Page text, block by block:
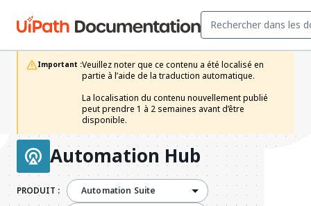
Important :Veuillez noter que ce contenu a été localisé en
partie à l’aide de la traduction automatique.
La localisation du contenu nouvellement publié
peut prendre 1 à 2 semaines avant d’être
disponible.
Automation Hub
PRODUIT :
Automation Suite